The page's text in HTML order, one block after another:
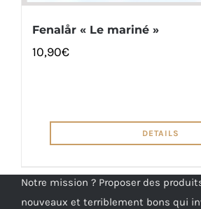
Fenalår « Le mariné »
10,90€
DETAILS
Notre mission ? Proposer des
nouveaux et terriblement bons qui